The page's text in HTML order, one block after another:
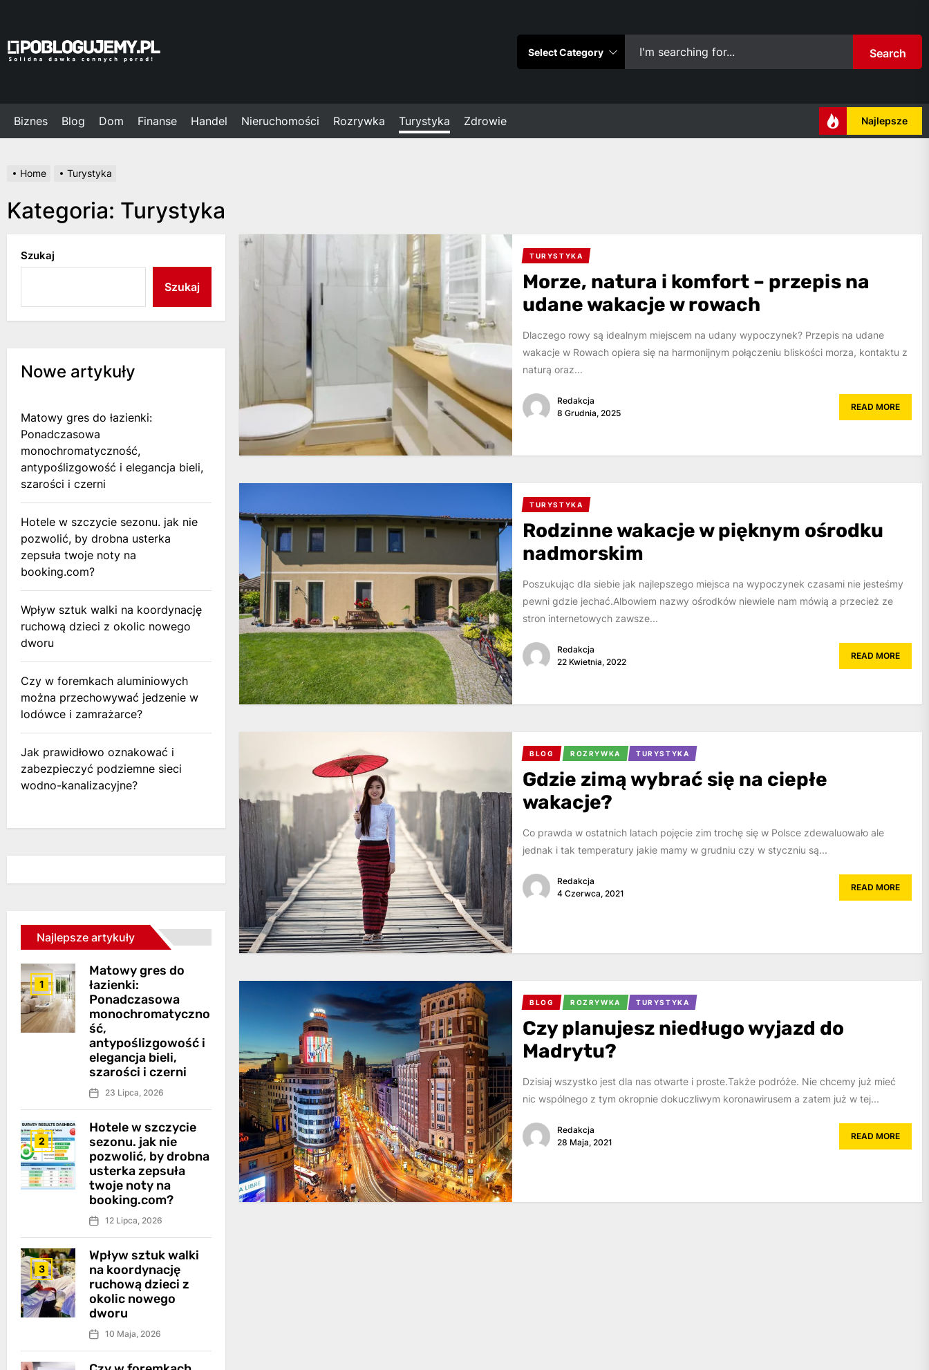
the
content
Search
Biznes Blog Dom Finanse Handel Nieruchomości Rozrywka Turystyka Zdrowie Najlepsze
Home Turystyka
Kategoria: Turystyka
TURYSTYKA
Morze, natura i komfort – przepis na
udane wakacje w rowach
Dlaczego rowy są idealnym miejscem na udany wypoczynek? Przepis na udane
wakacje w Rowach opiera się na harmonijnym połączeniu bliskości morza, kontaktu z
naturą oraz...
Redakcja
8 Grudnia, 2025
READ MORE
TURYSTYKA
Rodzinne wakacje w pięknym ośrodku
nadmorskim
Poszukując dla siebie jak najlepszego miejsca na wypoczynek czasami nie jesteśmy
pewni gdzie jechać.Albowiem nazwy ośrodków niewiele nam mówią a przecież ze
stron internetowych zawsze...
Redakcja
22 Kwietnia, 2022
READ MORE
BLOG ROZRYWKA TURYSTYKA
Gdzie zimą wybrać się na ciepłe
wakacje?
Co prawda w ostatnich latach pojęcie zim trochę się w Polsce zdewaluowało ale
jednak i tak temperatury jakie mamy w grudniu czy w styczniu są...
Redakcja
4 Czerwca, 2021
READ MORE
BLOG ROZRYWKA TURYSTYKA
Czy planujesz niedługo wyjazd do
Madrytu?
Dzisiaj wszystko jest dla nas otwarte i proste.Także podróże. Nie chcemy już mieć
nic wspólnego z tym okropnie dokuczliwym koronawirusem a zatem już w tej...
Redakcja
28 Maja, 2021
READ MORE
Szukaj
Szukaj
Nowe artykuły
Matowy gres do łazienki:
Ponadczasowa
monochromatyczność,
antypoślizgowość i elegancja bieli,
szarości i czerni
Hotele w szczycie sezonu. jak nie
pozwolić, by drobna usterka
zepsuła twoje noty na
booking.com?
Wpływ sztuk walki na koordynację
ruchową dzieci z okolic nowego
dworu
Czy w foremkach aluminiowych
można przechowywać jedzenie w
lodówce i zamrażarce?
Jak prawidłowo oznakować i
zabezpieczyć podziemne sieci
wodno-kanalizacyjne?
Najlepsze artykuły
1
Matowy gres do
łazienki:
Ponadczasowa
monochromatyczno
ść,
antypoślizgowość i
elegancja bieli,
szarości i czerni
23 Lipca, 2026
2
Hotele w szczycie
sezonu. jak nie
pozwolić, by drobna
usterka zepsuła
twoje noty na
booking.com?
12 Lipca, 2026
3
Wpływ sztuk walki
na koordynację
ruchową dzieci z
okolic nowego
dworu
10 Maja, 2026